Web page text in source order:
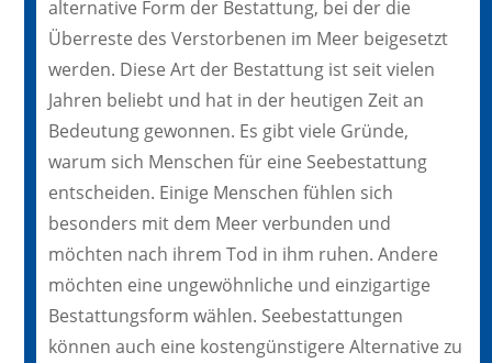
alternative Form der Bestattung, bei der die
Überreste des Verstorbenen im Meer beigesetzt
werden. Diese Art der Bestattung ist seit vielen
Jahren beliebt und hat in der heutigen Zeit an
Bedeutung gewonnen. Es gibt viele Gründe,
warum sich Menschen für eine Seebestattung
entscheiden. Einige Menschen fühlen sich
besonders mit dem Meer verbunden und
möchten nach ihrem Tod in ihm ruhen. Andere
möchten eine ungewöhnliche und einzigartige
Bestattungsform wählen. Seebestattungen
können auch eine kostengünstigere Alternative zu